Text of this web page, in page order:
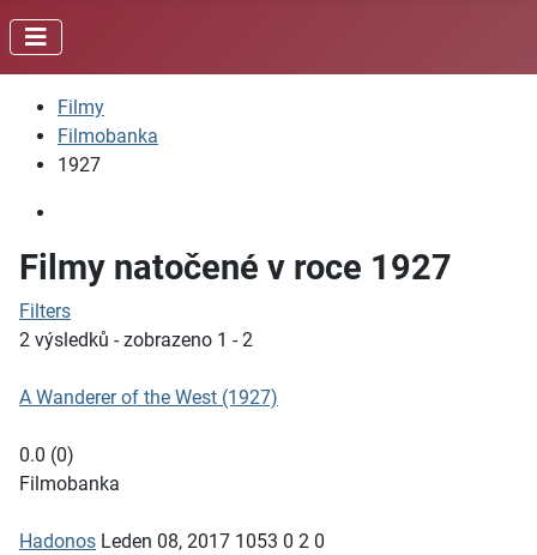
Filmy
Filmobanka
1927
Filmy natočené v roce 1927
Filters
2 výsledků - zobrazeno 1 - 2
A Wanderer of the West (1927)
0.0 (0)
Filmobanka
Hadonos Leden 08, 2017 1053 0 2 0